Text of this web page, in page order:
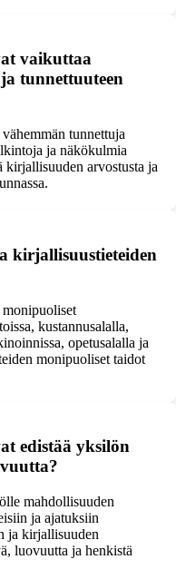
vaikuttaa
tunnettuuteen
tunnettuja
ja näkökulmia
kirjallisuuden arvostusta ja
kirjallisuustieteiden
kustannusalalla,
opetusalalla ja
monipuoliset taidot
edistää yksilön
mahdollisuuden
ja ajatuksiin
ja kirjallisuuden
luovuutta ja henkistä